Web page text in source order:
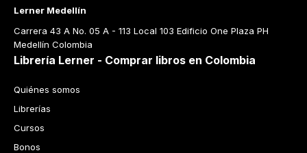
Lerner Medellín
Carrera 43 A No. 05 A - 113 Local 103 Edificio One Plaza PH
Medellín Colombia
Librería Lerner - Comprar libros en Colombia
Quiénes somos
Librerías
Cursos
Bonos